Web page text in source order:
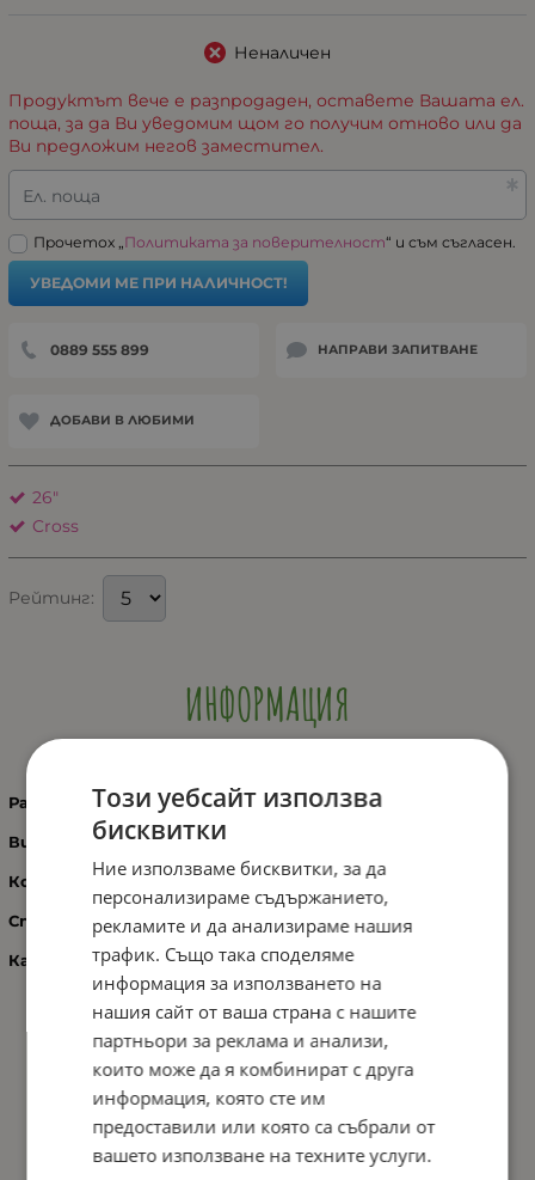
Неналичен
Продуктът вече е разпродаден, оставете Вашата ел.
поща, за да Ви уведомим щом го получим отново или да
Ви предложим негов заместител.
Ел. поща
Прочетох „Политиката за поверителност“ и съм съгласен.
УВЕДОМИ МЕ ПРИ НАЛИЧНОСТ!
0889 555 899 НАПРАВИ ЗАПИТВАНЕ
ДОБАВИ В ЛЮБИМИ
26"
Cross
Рейтинг:
ИНФОРМАЦИЯ
Рамка : Alloy Trapez type 26” x 400/440 mm
Вилка : Suntour SF11-M3010-A, travel 50 mm
Команди : 21sp Shimano ST-EF51-7/RD TX35
Спирачки : V-brakes Alloy
Капли : Alloy Double wall X2 36 H
Този уебсайт използва
бисквитки
Ние използваме бисквитки, за да
персонализираме съдържанието,
рекламите и да анализираме нашия
трафик. Също така споделяме
информация за използването на
нашия сайт от ваша страна с нашите
партньори за реклама и анализи,
които може да я комбинират с друга
информация, която сте им
предоставили или която са събрали от
вашето използване на техните услуги.